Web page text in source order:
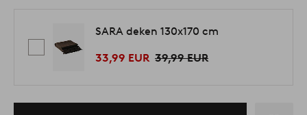
SARA deken 130x170 cm
33,99 EUR 39,99 EUR